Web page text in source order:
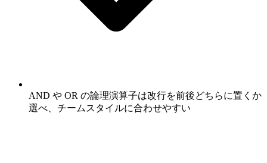
AND や OR の論理演算子は改行を前後どちらに置くか
選べ、チームスタイルに合わせやすい